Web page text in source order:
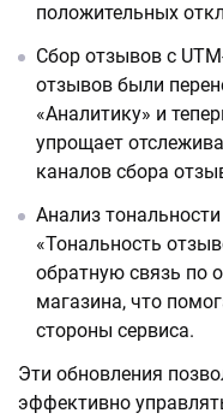
положительных
Сбор отзывов с
отзывов были
«Аналитику» и
упрощает
каналов сбора
Анализ
«Тональность
обратную связь по
магазина, что
стороны сервиса.
Эти обновления
эффективно